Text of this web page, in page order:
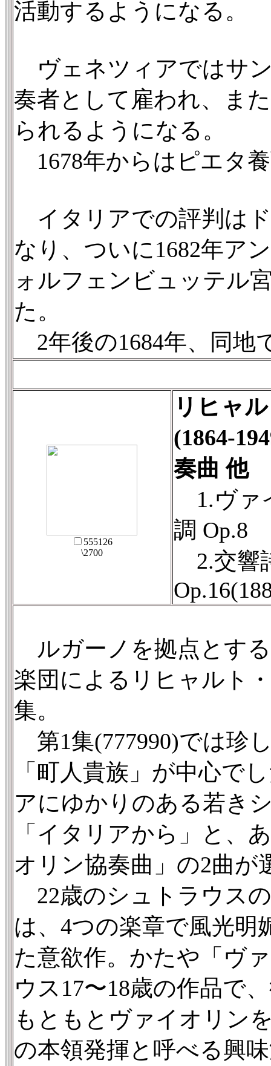
活動するようになる。
ヴェネツィアではサ
奏者として雇われ、ま
られるようになる。
1678年からはピエタ
イタリアでの評判は
なり、ついに1682年ア
ォルフェンビュッテル
た。
2年後の1684年、同地
555126
\2700
リヒャ
(1864-
奏曲 他
1.ヴァ
調 Op.8
2.交響
ルガーノを拠点とす
楽団によるリヒャルト
集。
第1集(777990)では珍
「町人貴族」が中心で
アにゆかりのある若き
「イタリアから」と、
オリン協奏曲」の2曲が
22歳のシュトラウス
は、4つの楽章で風光明
た意欲作。かたや「ヴ
ウス17〜18歳の作品で
もともとヴァイオリン
の本領発揮と呼べる興